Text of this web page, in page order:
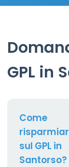
GPL in
Come
sul GPL in
Santorso?